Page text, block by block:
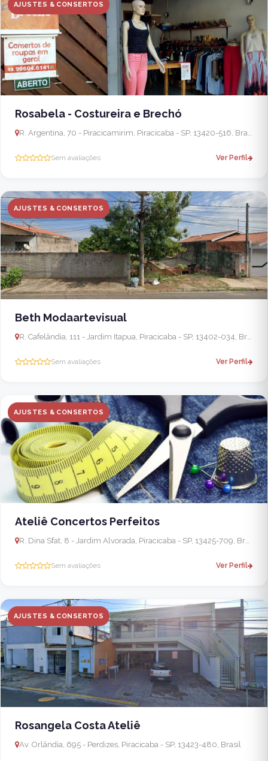
AJUSTES & CONSERTOS
Rosabela - Costureira e Brechó
R. Argentina, 70 - Piracicamirim, Piracicaba - SP, 13420-516, Brasil
Sem avaliações Ver Perfil
AJUSTES & CONSERTOS
Beth Modaartevisual
R. Cafelândia, 111 - Jardim Itapua, Piracicaba - SP, 13402-034, Brasil
Sem avaliações Ver Perfil
AJUSTES & CONSERTOS
Ateliê Concertos Perfeitos
R. Dina Sfat, 8 - Jardim Alvorada, Piracicaba - SP, 13425-709, Brasil
Sem avaliações Ver Perfil
AJUSTES & CONSERTOS
Rosangela Costa Ateliê
Av. Orlândia, 695 - Perdizes, Piracicaba - SP, 13423-480, Brasil